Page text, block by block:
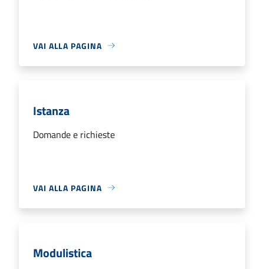
VAI ALLA PAGINA
Istanza
Domande e richieste
VAI ALLA PAGINA
Modulistica